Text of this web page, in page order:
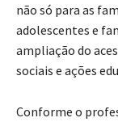
não só para as
adolescentes e
ampliação do
sociais e ações
Conforme o